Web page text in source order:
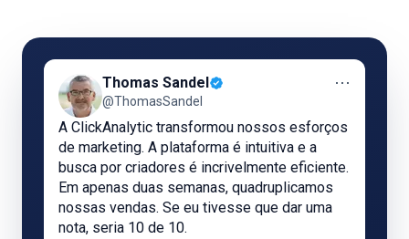
Thomas Sandel
@ThomasSandel
⋯
A ClickAnalytic transformou nossos esforços
de marketing. A plataforma é intuitiva e a
busca por criadores é incrivelmente eficiente.
Em apenas duas semanas, quadruplicamos
nossas vendas. Se eu tivesse que dar uma
nota, seria 10 de 10.